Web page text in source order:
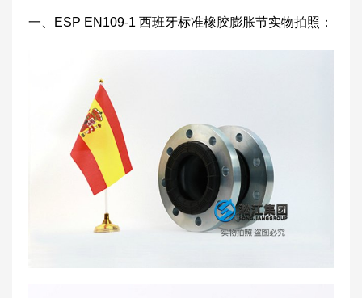
一、ESP EN109-1 西班牙标准橡胶膨胀节实物拍照：